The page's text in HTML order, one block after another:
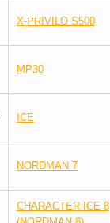
X-PRIVILO S500
MP30
ICE
NORDMAN 7
CHARACTER ICE 8